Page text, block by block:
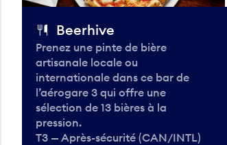
Beerhive
Prenez une pinte de bière
artisanale locale ou
internationale dans ce bar de
l’aérogare 3 qui offre une
sélection de 13 bières à la
pression.
T3 — Après-sécurité (CAN/INTL)